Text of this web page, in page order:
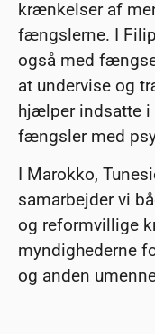
krænkelser af
fængslerne. I
også med
at undervise og
hjælper indsatte i
fængsler med
I Marokko,
samarbejder vi
og reformvillige
myndighederne
og anden